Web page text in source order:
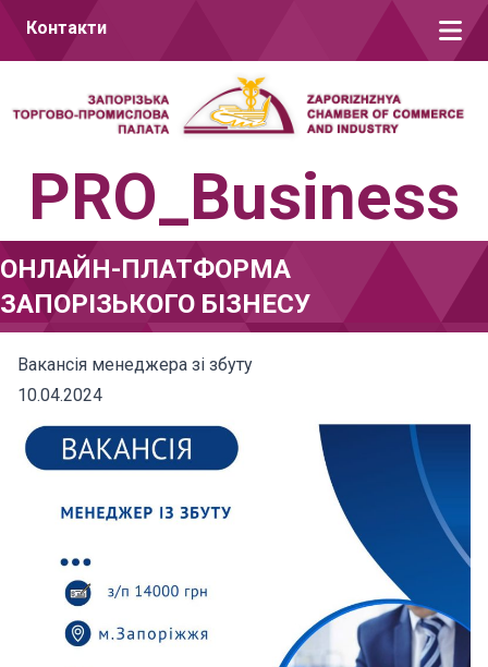
Контакти
PRO_Business
ОНЛАЙН-ПЛАТФОРМА
ЗАПОРІЗЬКОГО БІЗНЕСУ
Вакансія менеджера зі збуту
10.04.2024